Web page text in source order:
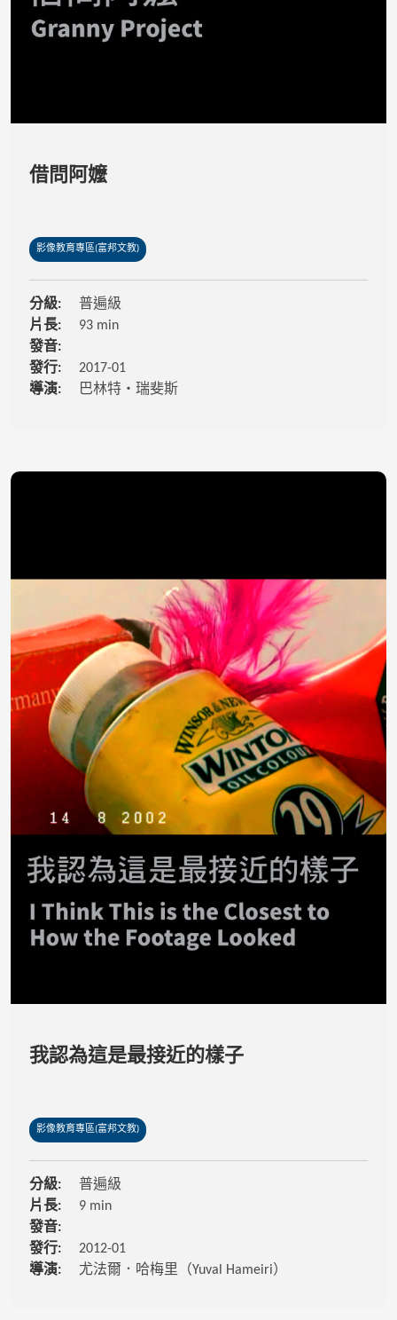
借問阿嬤
影像教育專區(富邦文教)
分級:
普遍級
片長:
93 min
發音:
發行:
2017-01
導演:
巴林特・瑞斐斯
我認為這是最接近的樣子
影像教育專區(富邦文教)
分級:
普遍級
片長:
9 min
發音:
發行:
2012-01
導演:
尤法爾．哈梅里（Yuval Hameiri）